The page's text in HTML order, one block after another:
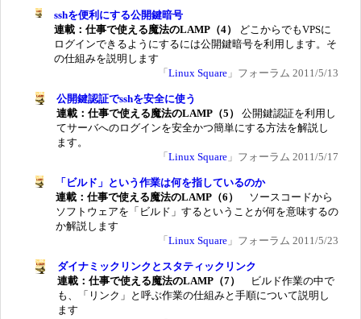
sshを便利にする公開鍵暗号
連載：仕事で使える魔法のLAMP（4）
どこからでもVPSに
ログインできるようにするには公開鍵暗号を利用します。そ
の仕組みを説明します
「 Linux Square 」フォーラム 2011/5/13
公開鍵認証でsshを安全に使う
連載：仕事で使える魔法のLAMP（5）
公開鍵認証を利用し
てサーバへのログインを安全かつ簡単にする方法を解説し
ます。
「 Linux Square 」フォーラム 2011/5/17
「ビルド」という作業は何を指しているのか
連載：仕事で使える魔法のLAMP（6）
ソースコードから
ソフトウェアを「ビルド」するということが何を意味するの
か解説します
「 Linux Square 」フォーラム 2011/5/23
ダイナミックリンクとスタティックリンク
連載：仕事で使える魔法のLAMP（7）
ビルド作業の中で
も、「リンク」と呼ぶ作業の仕組みと手順について説明し
ます